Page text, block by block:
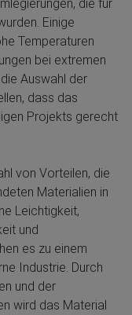
die für
Einige
Temperaturen
bei extremen
Auswahl der
dass das
Projekts gerecht
von Vorteilen, die
Materialien in
Leichtigkeit,
und
es zu einem
Industrie. Durch
und der
wird das Material